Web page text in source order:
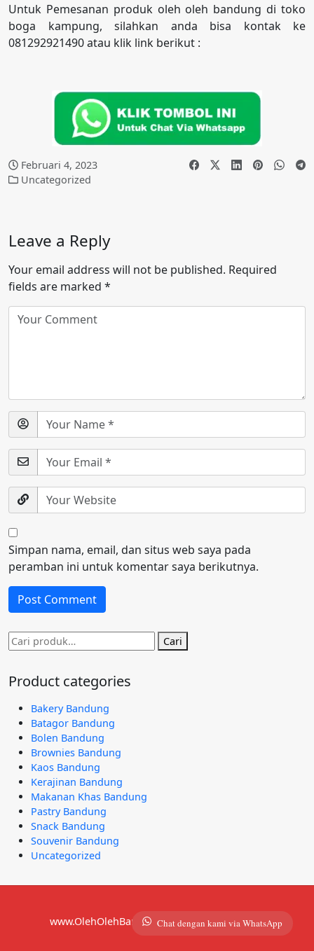
Untuk Pemesanan produk oleh oleh bandung di toko
boga kampung, silahkan anda bisa kontak ke
081292921490 atau klik link berikut :
Februari 4, 2023
Uncategorized
Leave a Reply
Your email address will not be published. Required
fields are marked *
Simpan nama, email, dan situs web saya pada
peramban ini untuk komentar saya berikutnya.
Pencarian
untuk:
Cari
Product categories
Bakery Bandung
Batagor Bandung
Bolen Bandung
Brownies Bandung
Kaos Bandung
Kerajinan Bandung
Makanan Khas Bandung
Pastry Bandung
Snack Bandung
Souvenir Bandung
Uncategorized
www.OlehOlehBandung.com | 081292921490
Chat dengan kami via WhatsApp